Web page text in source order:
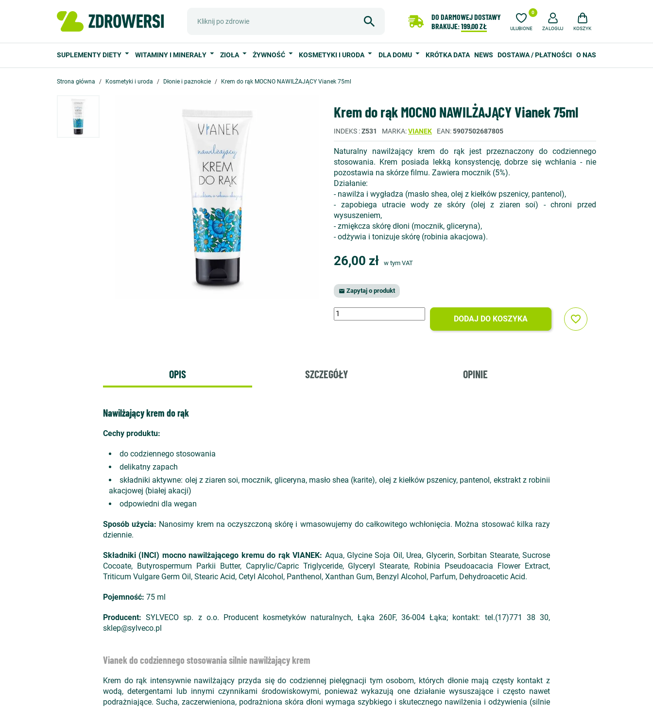
DO DARMOWEJ DOSTAWY
BRAKUJE:199,00 ZŁ ULUBIONE
0
ZALOGUJ KOSZYK
SUPLEMENTY DIETY WITAMINY I MINERAŁY ZIOŁA ŻYWNOŚĆ KOSMETYKI I URODA DLA DOMU KRÓTKA DATA NEWS DOSTAWA / PŁATNOŚCI O NAS
Strona główna Kosmetyki i uroda Dłonie i paznokcie Krem do rąk MOCNO NAWILŻAJĄCY Vianek 75ml
Krem do rąk MOCNO NAWILŻAJĄCY Vianek 75ml
INDEKS Z531 MARKA VIANEK EAN 5907502687805
Naturalny nawilżający krem do rąk jest przeznaczony do codziennego
stosowania. Krem posiada lekką konsystencję, dobrze się wchłania - nie
pozostawia na skórze filmu. Zawiera mocznik (5%).
Działanie:
- nawilża i wygładza (masło shea, olej z kiełków pszenicy, pantenol),
- zapobiega utracie wody ze skóry (olej z ziaren soi) - chroni przed
wysuszeniem,
- zmiękcza skórę dłoni (mocznik, gliceryna),
- odżywia i tonizuje skórę (robinia akacjowa).
26,00 zł w tym VAT
 Zapytaj o produkt
DODAJ DO KOSZYKA favorite_border
OPIS SZCZEGÓŁY OPINIE
Nawilżający krem do rąk
Cechy produktu:
do codziennego stosowania
delikatny zapach
składniki aktywne: olej z ziaren soi, mocznik, gliceryna, masło shea (karite), olej z kiełków pszenicy, pantenol, ekstrakt z robinii
akacjowej (białej akacji)
odpowiedni dla wegan
Sposób użycia: Nanosimy krem na oczyszczoną skórę i wmasowujemy do całkowitego wchłonięcia. Można stosować kilka razy
dziennie.
Składniki (INCI) mocno nawilżającego kremu do rąk VIANEK: Aqua, Glycine Soja Oil, Urea, Glycerin, Sorbitan Stearate, Sucrose
Cocoate, Butyrospermum Parkii Butter, Caprylic/Capric Triglyceride, Glyceryl Stearate, Robinia Pseudoacacia Flower Extract,
Triticum Vulgare Germ Oil, Stearic Acid, Cetyl Alcohol, Panthenol, Xanthan Gum, Benzyl Alcohol, Parfum, Dehydroacetic Acid.
Pojemność: 75 ml
Producent: SYLVECO sp. z o.o. Producent kosmetyków naturalnych, Łąka 260F, 36-004 Łąka; kontakt: tel.(17)771 38 30,
sklep@sylveco.pl
Vianek do codziennego stosowania silnie nawilżający krem
Krem do rąk intensywnie nawilżający przyda się do codziennej pielęgnacji tym osobom, których dłonie mają częsty kontakt z
wodą, detergentami lub innymi czynnikami środowiskowymi, ponieważ wykazują one działanie wysuszające i często nawet
podrażniające. Sucha, zaczerwieniona, podrażniona skóra dłoni wymaga szybkiego i skutecznego nawilżenia i odżywienia (silnie